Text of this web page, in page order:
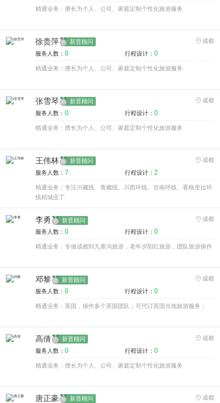
精通业务：擅长为个人、公司、家庭定制个性化旅游服务
徐贵萍 新晋顾问
成都
服务人数： 0 行程设计： 0
精通业务：擅长为个人、公司、家庭定制个性化旅游服务
张雪琴 新晋顾问
成都
服务人数： 0 行程设计： 0
精通业务：擅长为个人、公司、家庭定制个性化旅游服务
王伟林 新晋顾问
成都
服务人数： 7 行程设计： 2
精通业务：专注川藏线、青藏线、川西环线、甘南环线、香格里拉环
线稻城亚丁
李勇 新晋顾问
成都
服务人数： 0 行程设计： 0
精通业务：专做成都到九寨沟旅游，老年夕阳红旅游，团队旅游操作
邓黎 新晋顾问
成都
服务人数： 0 行程设计： 0
精通业务：英国，操作多个英国团队；可代订英国当地旅游服务；
高倩 新晋顾问
成都
服务人数： 0 行程设计： 0
精通业务：擅长为个人、公司、家庭定制个性化旅游服务
唐正豪 新晋顾问
成都